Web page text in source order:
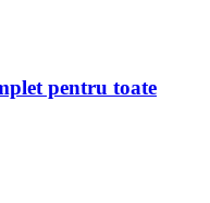
pentru toate